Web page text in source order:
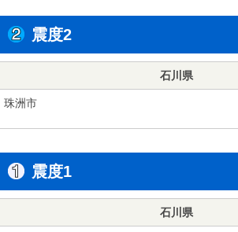
震度2
石川県
珠洲市
震度1
石川県